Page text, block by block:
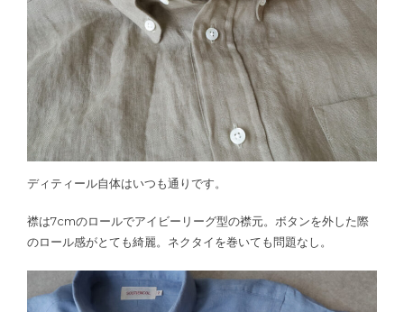
ディティール自体はいつも通りです。
襟は7cmのロールでアイビーリーグ型の襟元。ボタンを外した際
のロール感がとても綺麗。ネクタイを巻いても問題なし。